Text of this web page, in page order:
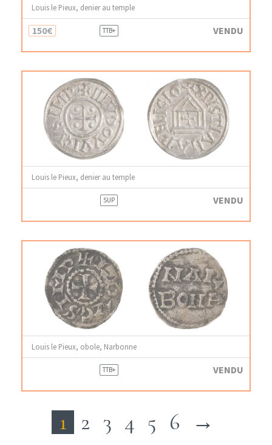
Louis le Pieux, denier au temple
150€ TTB+ VENDU
Louis le Pieux, denier au temple
SUP VENDU
Louis le Pieux, obole, Narbonne
TTB+ VENDU
1 2 3 4 5 6 →